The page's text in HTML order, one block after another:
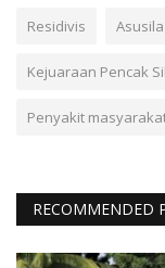
Residivis Asusila
Kejuaraan Pencak
Penyakit
RECOMMENDED